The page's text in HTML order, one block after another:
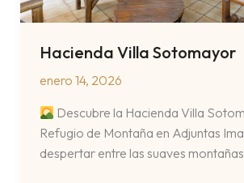
Hacienda Villa Sotomayor
enero 14, 2026
Descubre la Hacienda Villa
Refugio de Montaña en Adjuntas
despertar entre las suaves